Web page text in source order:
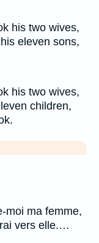
his two wives,
eleven sons,
his two wives,
children,
moi ma femme,
vers elle.…